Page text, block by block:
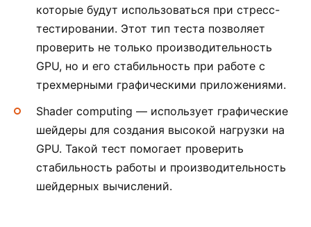
которые будут использоваться при стресс-
тестировании. Этот тип теста позволяет
проверить не только производительность
GPU, но и его стабильность при работе с
трехмерными графическими приложениями.
Shader computing — использует графические
шейдеры для создания высокой нагрузки на
GPU. Такой тест помогает проверить
стабильность работы и производительность
шейдерных вычислений.